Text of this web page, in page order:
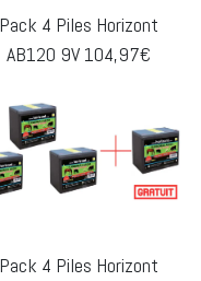
Pack 4 Piles Horizont
AB120 9V 104,97€
Pack 4 Piles Horizont